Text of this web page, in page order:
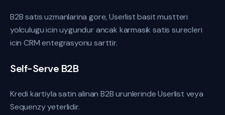
B2B satis uzmanlarina gore, Userlist basit mustteri
yolculugu icin uygundur ancak karmasik satis surecleri
icin CRM entegrasyonu sarttir.
Self-Serve B2B
Kredi kartiyla satin alinan B2B urunlerinde Userlist veya
Sequenzy yeterlidir.